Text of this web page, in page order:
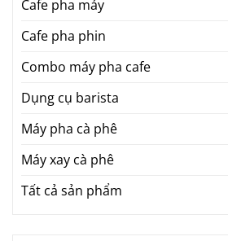
Cafe pha máy
Cafe pha phin
Combo máy pha cafe
Dụng cụ barista
Máy pha cà phê
Máy xay cà phê
Tất cả sản phẩm